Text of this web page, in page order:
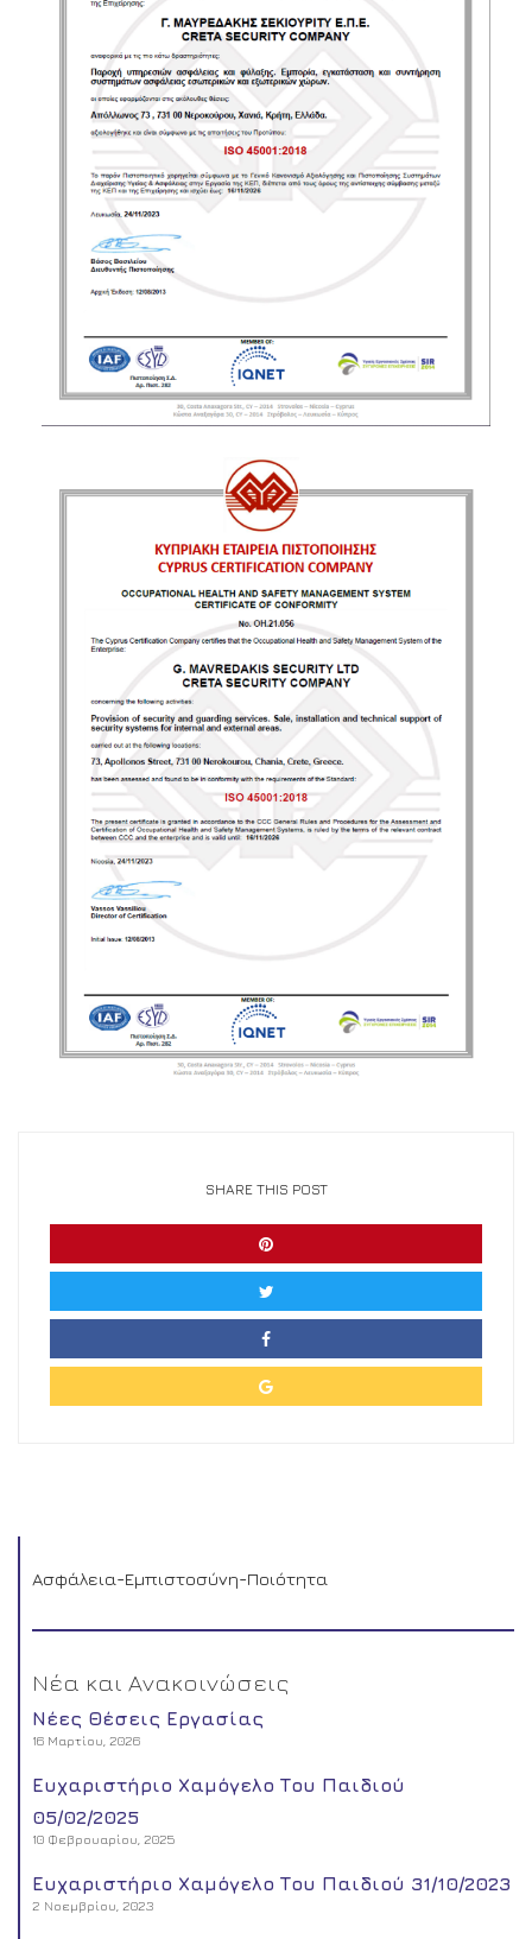
SHARE THIS POST
Ασφάλεια-Εμπιστοσύνη-Ποιότητα
Νέα και Ανακοινώσεις
Νέες Θέσεις Εργασίας
16 Μαρτίου, 2026
Ευχαριστήριο Χαμόγελο Του Παιδιού
05/02/2025
10 Φεβρουαρίου, 2025
Ευχαριστήριο Χαμόγελο Του Παιδιού 31/10/2023
2 Νοεμβρίου, 2023